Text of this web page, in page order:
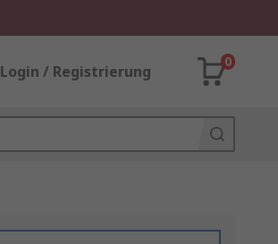
Login / Registrierung
0